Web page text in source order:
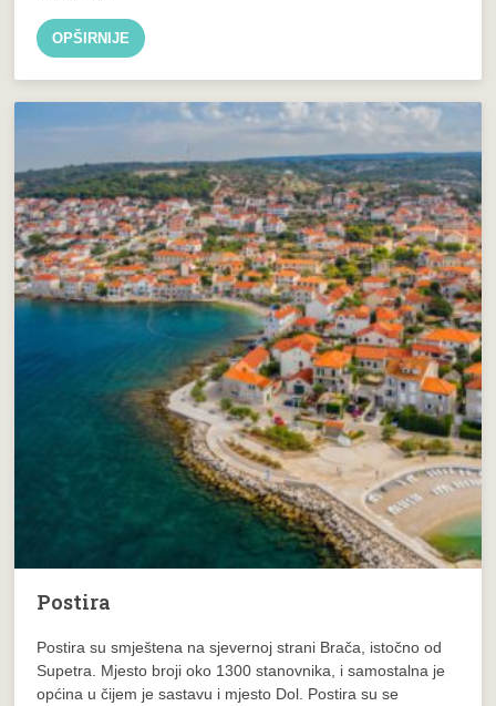
OPŠIRNIJE
Postira
Postira su smještena na sjevernoj strani Brača, istočno od
Supetra. Mjesto broji oko 1300 stanovnika, i samostalna je
općina u čijem je sastavu i mjesto Dol. Postira su se